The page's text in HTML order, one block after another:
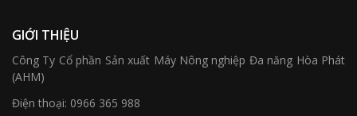
GIỚI THIỆU
Công Ty Cổ phần Sản xuất Máy Nông nghiệp Đa năng Hòa Phát
(AHM)
Điện thoại: 0966 365 988